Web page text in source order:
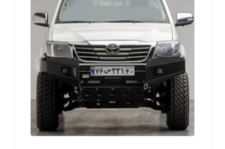
مخزن آب زیر خودرو استیل و گالوانیزه